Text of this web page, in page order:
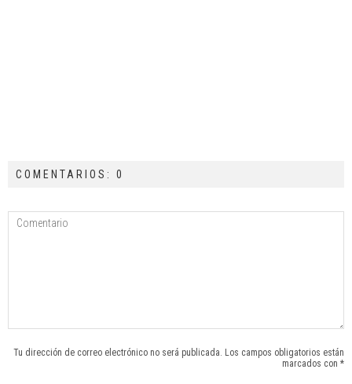
COMENTARIOS: 0
Tu dirección de correo electrónico no será publicada. Los campos obligatorios están
marcados con *